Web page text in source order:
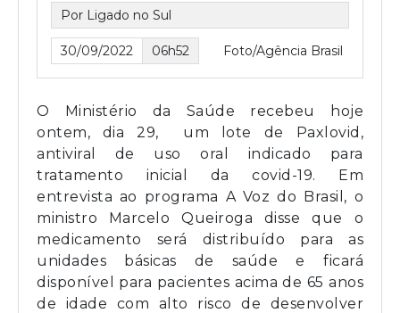
Por Ligado no Sul
30/09/2022 06h52 Foto/Agência Brasil
O Ministério da Saúde recebeu hoje
ontem, dia 29, um lote de Paxlovid,
antiviral de uso oral indicado para
tratamento inicial da covid-19. Em
entrevista ao programa A Voz do Brasil, o
ministro Marcelo Queiroga disse que o
medicamento será distribuído para as
unidades básicas de saúde e ficará
disponível para pacientes acima de 65 anos
de idade com alto risco de desenvolver